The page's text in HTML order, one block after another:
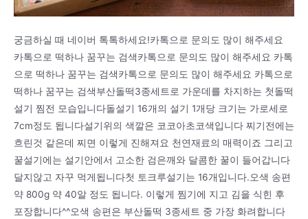
궁금하실 때 네이버 톡톡하세요!카톡으로 문의도 많이 해주세요
카톡으로 떡하나 꿈꾸는 검색카톡으로 문의도 많이 해주세요 카톡
으로 떡하나 꿈꾸는 검색카톡으로 문의도 많이 해주세요 카톡으로
떡하나 꿈꾸는 검색부산돌떡3종세트로 가운데를 차지하는 첫돌떡
설기 찜전 모습입니다돌설기 16개의 설기 1개당 크기는 가로세로
7cm정도 됩니다설기위의 색깔은 코코아초코색입니다 찌기전에는
흐린것 같은데 찌면 이렇게 진해져요 천연재료의 매력이죠 그리고
꿀설기에는 설기안에서 고소한 검은깨와 달콤한 꿀이 들어갑니다
달지않고 자꾸 먹게됩니다첫 토크루설기는 16개입니다.오색 송편
약 800g 약 40알 정도 됩니다. 이렇게 찜기에 지고 김을 식힌 후
포장합니다^^오색 송편은 부산돌떡 3종세트 중 가장 화려합니다